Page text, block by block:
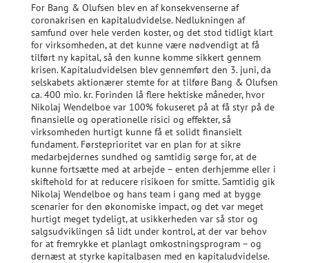
For Bang & Olufsen blev en af konsekvenserne af
coronakrisen en kapitaludvidelse. Nedlukningen af
samfund over hele verden koster, og det stod tidligt klart
for virksomheden, at det kunne være nødvendigt at få
tilført ny kapital, så den kunne komme sikkert gennem
krisen. Kapitaludvidelsen blev gennemført den 3. juni, da
selskabets aktionærer stemte for at tilføre Bang & Olufsen
ca. 400 mio. kr. Forinden lå flere hektiske måneder, hvor
Nikolaj Wendelboe var 100% fokuseret på at få styr på de
finansielle og operationelle risici og effekter, så
virksomheden hurtigt kunne få et solidt finansielt
fundament. Førsteprioritet var en plan for at sikre
medarbejdernes sundhed og samtidig sørge for, at de
kunne fortsætte med at arbejde – enten derhjemme eller i
skiftehold for at reducere risikoen for smitte. Samtidig gik
Nikolaj Wendelboe og hans team i gang med at bygge
scenarier for den økonomiske impact, og det var meget
hurtigt meget tydeligt, at usikkerheden var så stor og
salgsudviklingen så lidt under kontrol, at der var behov
for at fremrykke et planlagt omkostningsprogram – og
dernæst at styrke kapitalbasen med en kapitaludvidelse.